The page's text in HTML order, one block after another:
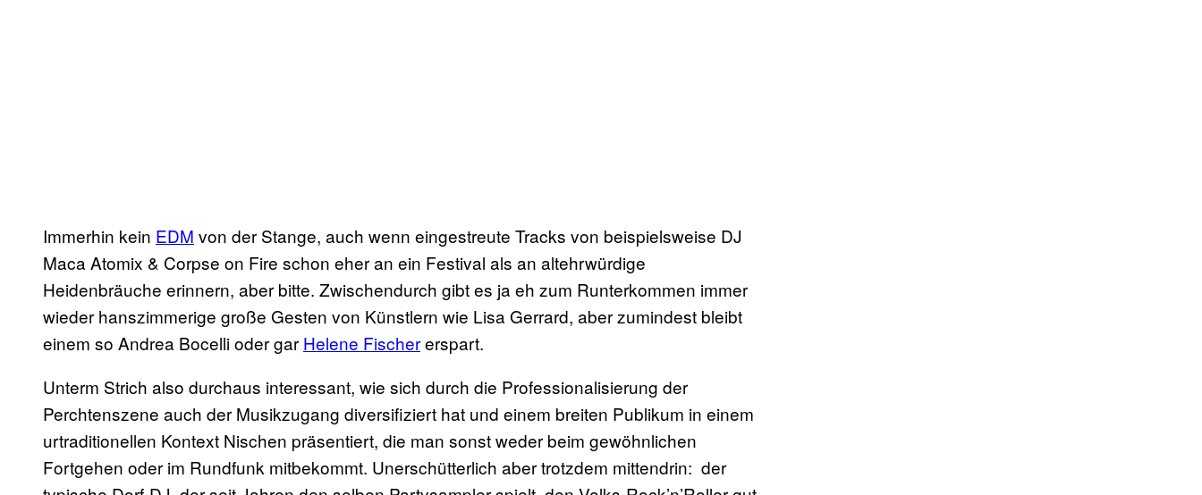
Immerhin kein EDM von der Stange, auch wenn eingestreute Tracks von beispielsweise DJ
Maca Atomix & Corpse on Fire schon eher an ein Festival als an altehrwürdige
Heidenbräuche erinnern, aber bitte. Zwischendurch gibt es ja eh zum Runterkommen immer
wieder hanszimmerige große Gesten von Künstlern wie Lisa Gerrard, aber zumindest bleibt
einem so Andrea Bocelli oder gar Helene Fischererspart.
Unterm Strich also durchaus interessant, wie sich durch die Professionalisierung der
Perchtenszene auch der Musikzugang diversifiziert hat und einem breiten Publikum in einem
urtraditionellen Kontext Nischen präsentiert, die man sonst weder beim gewöhnlichen
Fortgehen oder im Rundfunk mitbekommt. Unerschütterlich aber trotzdem mittendrin: der